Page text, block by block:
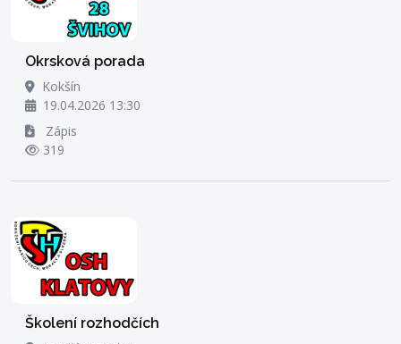
Okrsková porada
Kokšín
19.04.2026 13:30
Zápis
319
Školení rozhodčích